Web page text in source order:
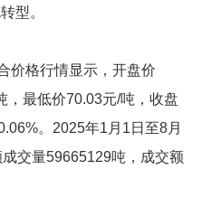
型。
价格行情显示，开盘价
，最低价70.03元/吨，收盘
。2025年1月1日至8月
交量59665129吨，成交额